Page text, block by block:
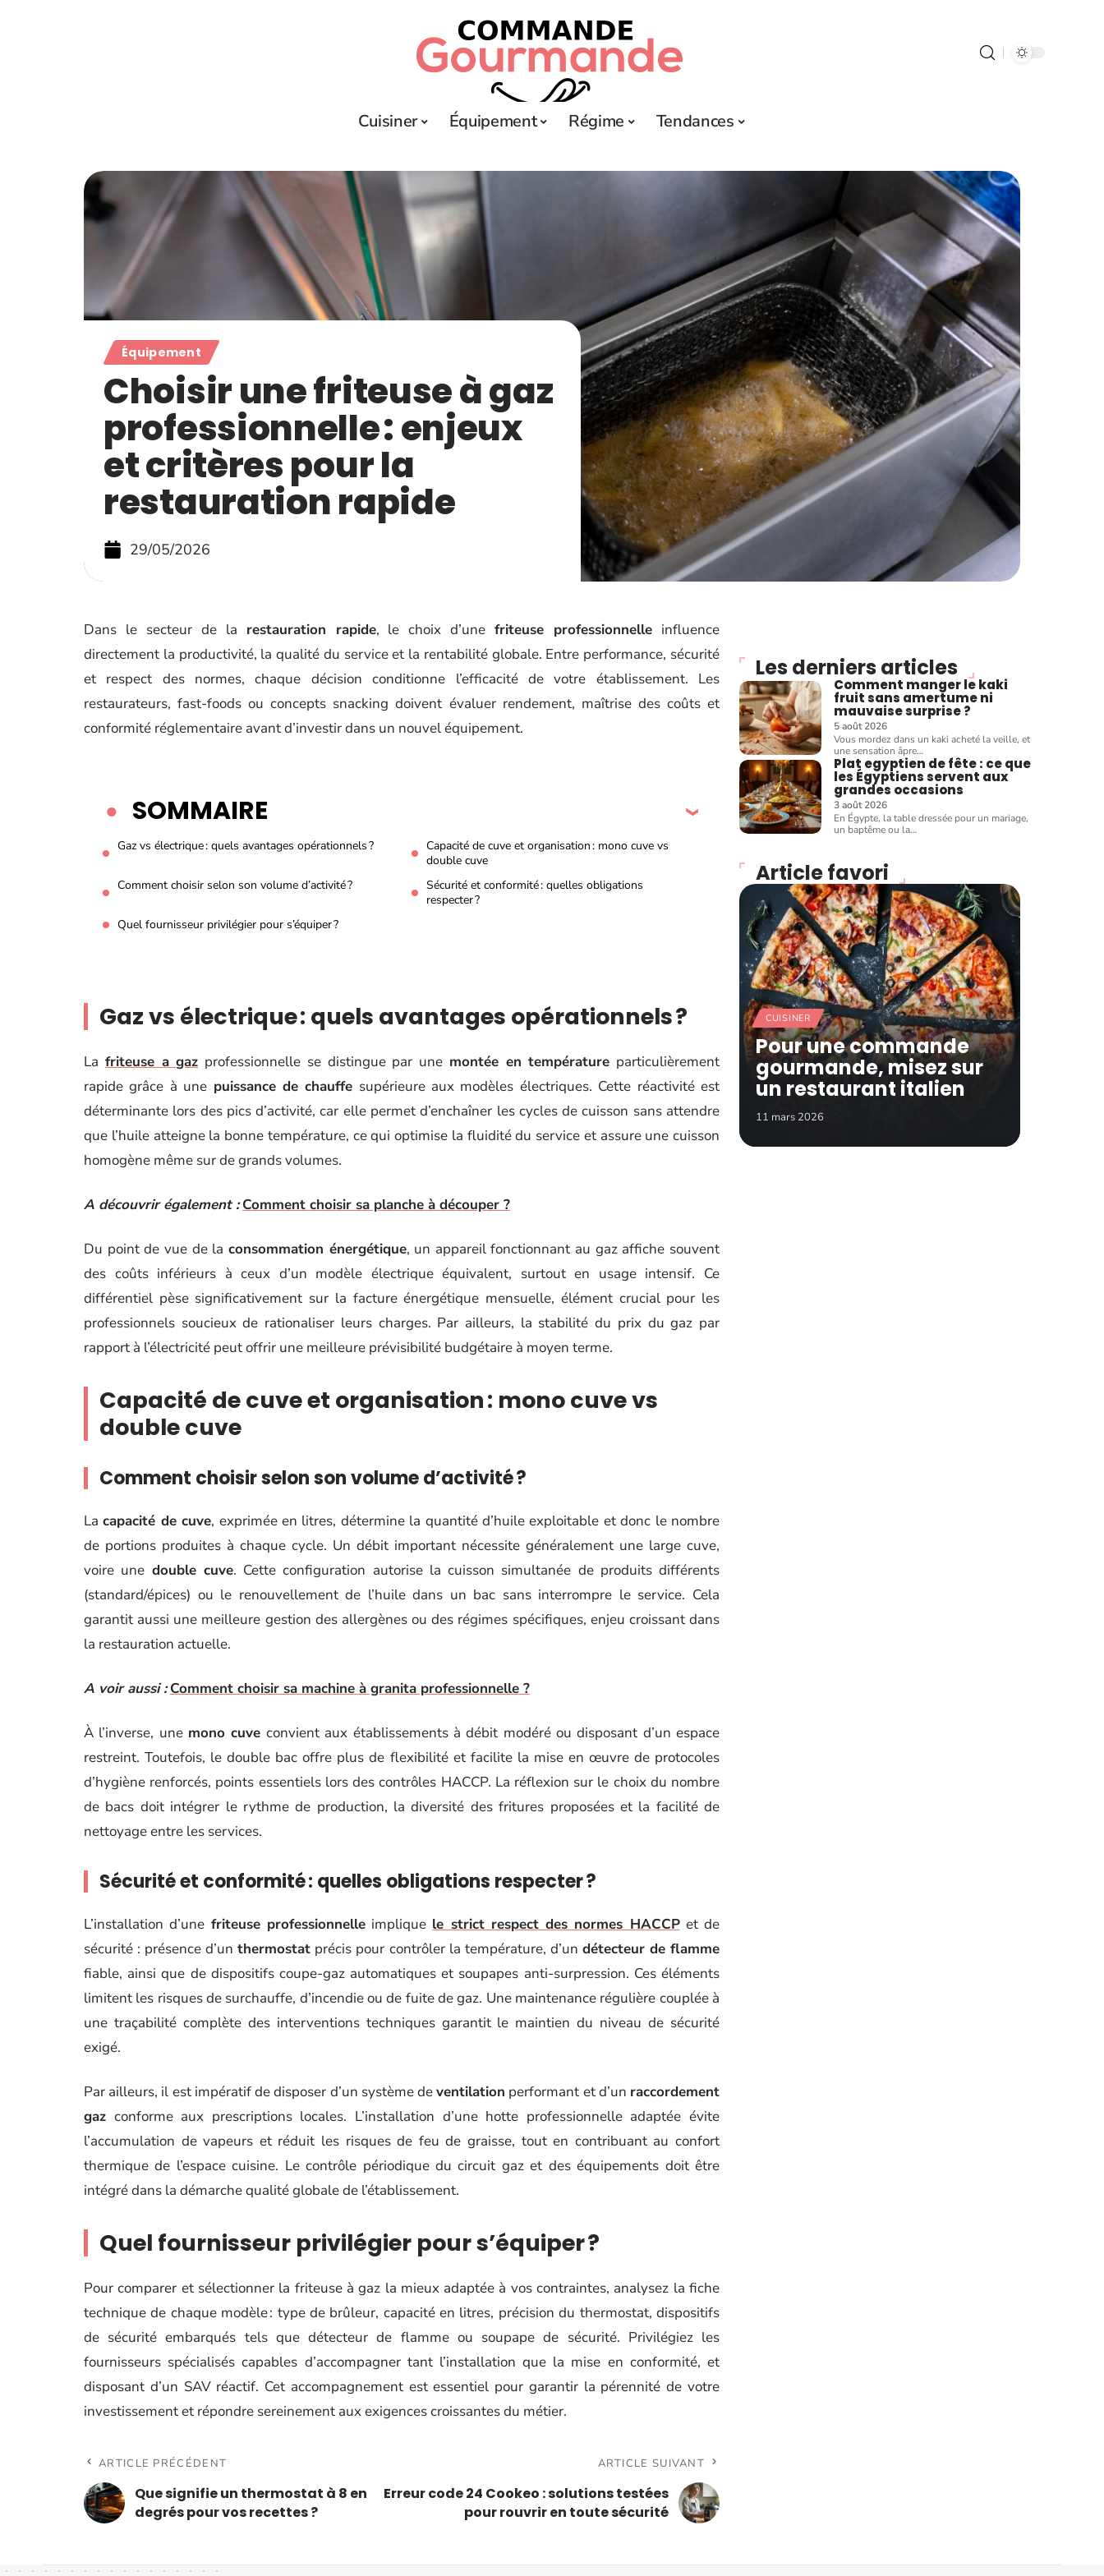
Cuisiner Équipement Régime Tendances
Équipement
Choisir une friteuse à gaz
professionnelle : enjeux
et critères pour la
restauration rapide
29/05/2026
Dans le secteur de la restauration rapide, le choix d’unefriteuse professionnelle influence
directement la productivité, la qualité du service et la rentabilité globale. Entre performance, sécurité
et respect des normes, chaque décision conditionne l’efficacité de votre établissement. Les
restaurateurs, fast-foods ou concepts snacking doivent évaluer rendement, maîtrise des coûts et
conformité réglementaire avant d’investir dans un nouvel équipement.
SOMMAIRE
Gaz vs électrique : quels avantages opérationnels ?
Capacité de cuve et organisation : mono cuve vs
double cuve
Comment choisir selon son volume d’activité ?
Sécurité et conformité : quelles obligations
respecter ?
Quel fournisseur privilégier pour s’équiper ?
Gaz vs électrique : quels avantages opérationnels ?
La friteuse a gaz professionnelle se distingue par une montée en température particulièrement
rapide grâce à une puissance de chauffe supérieure aux modèles électriques. Cette réactivité est
déterminante lors des pics d’activité, car elle permet d’enchaîner les cycles de cuisson sans attendre
que l’huile atteigne la bonne température, ce qui optimise la fluidité du service et assure une cuisson
homogène même sur de grands volumes.
A découvrir également : Comment choisir sa planche à découper ?
Du point de vue de la consommation énergétique, un appareil fonctionnant au gaz affiche souvent
des coûts inférieurs à ceux d’un modèle électrique équivalent, surtout en usage intensif. Ce
différentiel pèse significativement sur la facture énergétique mensuelle, élément crucial pour les
professionnels soucieux de rationaliser leurs charges. Par ailleurs, la stabilité du prix du gaz par
rapport à l’électricité peut offrir une meilleure prévisibilité budgétaire à moyen terme.
Capacité de cuve et organisation : mono cuve vs
double cuve
Comment choisir selon son volume d’activité ?
Lacapacité de cuve, exprimée en litres, détermine la quantité d’huile exploitable et donc le nombre
de portions produites à chaque cycle. Un débit important nécessite généralement une large cuve,
voire une double cuve. Cette configuration autorise la cuisson simultanée de produits différents
(standard/épices) ou le renouvellement de l’huile dans un bac sans interrompre le service. Cela
garantit aussi une meilleure gestion des allergènes ou des régimes spécifiques, enjeu croissant dans
la restauration actuelle.
A voir aussi : Comment choisir sa machine à granita professionnelle ?
À l’inverse, une mono cuve convient aux établissements à débit modéré ou disposant d’un espace
restreint. Toutefois, le double bac offre plus de flexibilité et facilite la mise en œuvre de protocoles
d’hygiène renforcés, points essentiels lors des contrôles HACCP. La réflexion sur le choix du nombre
de bacs doit intégrer le rythme de production, la diversité des fritures proposées et la facilité de
nettoyage entre les services.
Sécurité et conformité : quelles obligations respecter ?
L’installation d’une friteuse professionnelleimplique le strict respect des normes HACCPet de
sécurité : présence d’unthermostat précis pour contrôler la température, d’un détecteur de flamme
fiable, ainsi que de dispositifs coupe-gaz automatiques et soupapes anti-surpression. Ces éléments
limitent les risques de surchauffe, d’incendie ou de fuite de gaz. Une maintenance régulière couplée à
une traçabilité complète des interventions techniques garantit le maintien du niveau de sécurité
exigé.
Par ailleurs, il est impératif de disposer d’un système deventilation performant et d’un raccordement
gaz conforme aux prescriptions locales. L’installation d’une hotte professionnelle adaptée évite
l’accumulation de vapeurs et réduit les risques de feu de graisse, tout en contribuant au confort
thermique de l’espace cuisine. Le contrôle périodique du circuit gaz et des équipements doit être
intégré dans la démarche qualité globale de l’établissement.
Quel fournisseur privilégier pour s’équiper ?
Pour comparer et sélectionner la friteuse à gaz la mieux adaptée à vos contraintes, analysez la fiche
technique de chaque modèle : type de brûleur, capacité en litres, précision du thermostat, dispositifs
de sécurité embarqués tels que détecteur de flamme ou soupape de sécurité. Privilégiez les
fournisseurs spécialisés capables d’accompagner tant l’installation que la mise en conformité, et
disposant d’un SAV réactif. Cet accompagnement est essentiel pour garantir la pérennité de votre
investissement et répondre sereinement aux exigences croissantes du métier.
ARTICLE PRÉCÉDENT
Que signifie un thermostat à 8 en
degrés pour vos recettes ?
ARTICLE SUIVANT
Erreur code 24 Cookeo : solutions testées
pour rouvrir en toute sécurité
Les derniers articles
Comment manger le kaki
fruit sans amertume ni
mauvaise surprise ?
5 août 2026
Vous mordez dans un kaki acheté la veille, et
une sensation âpre…
Plat egyptien de fête : ce que
les Égyptiens servent aux
grandes occasions
3 août 2026
En Égypte, la table dressée pour un mariage,
un baptême ou la…
Article favori
CUISINER
Pour une commande
gourmande, misez sur
un restaurant italien
11 mars 2026